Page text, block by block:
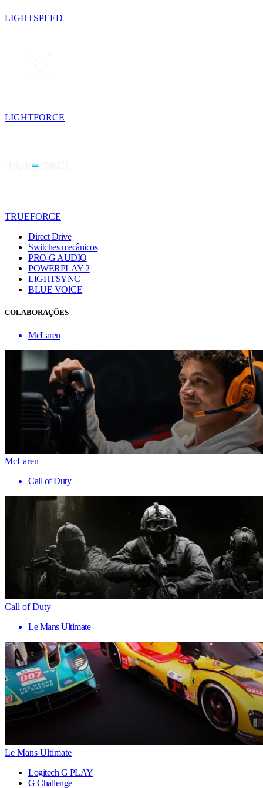
LIGHTSPEED
LIGHTFORCE
TRUEFORCE
Direct Drive
Switches mecânicos
PRO-G AUDIO
POWERPLAY 2
LIGHTSYNC
BLUE VO!CE
COLABORAÇÕES
McLaren
McLaren
Call of Duty
Call of Duty
Le Mans Ultimate
Le Mans Ultimate
Logitech G PLAY
G Challenge